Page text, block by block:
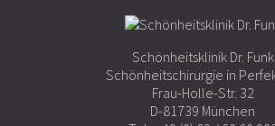
Schönheitsklinik Dr. Funk
Schönheitschirurgie in
Frau-Holle-Str. 32
D-81739 München